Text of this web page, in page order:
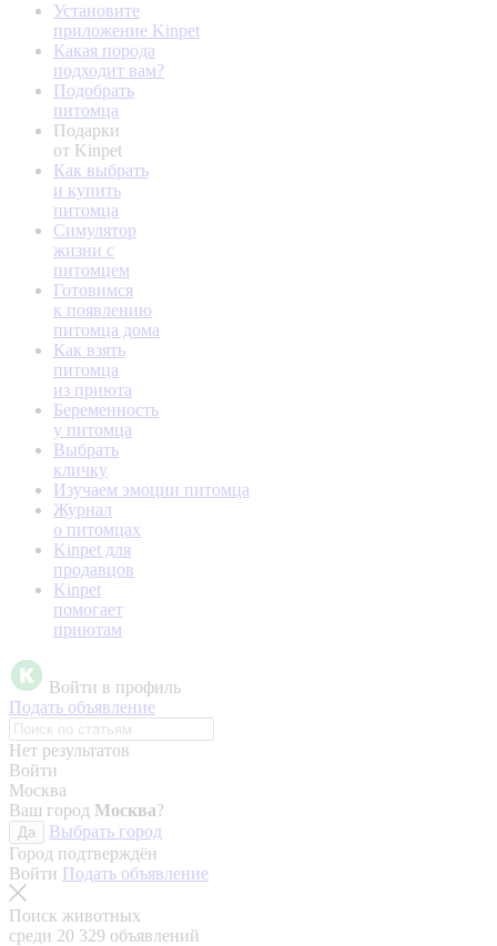
Установите
приложение Kinpet
Какая порода
подходит вам?
Подобрать
питомца
Подарки
от Kinpet
Как выбрать
и купить
питомца
Симулятор
жизни с
питомцем
Готовимся
к появлению
питомца дома
Как взять
питомца
из приюта
Беременность
у питомца
Выбрать
кличку
Изучаем эмоции питомца
Журнал
о питомцах
Kinpet для
продавцов
Kinpet
помогает
приютам
Войти в профиль
Подать объявление
Нет результатов
Войти
Москва
Ваш город Москва?
Да
Выбрать город
Город подтверждён
Войти Подать объявление
Поиск животных
среди 20 329 объявлений